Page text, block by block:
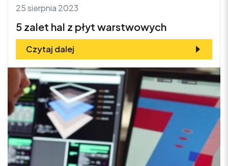
25 sierpnia 2023
5 zalet hal z płyt warstwowych
Czytaj dalej